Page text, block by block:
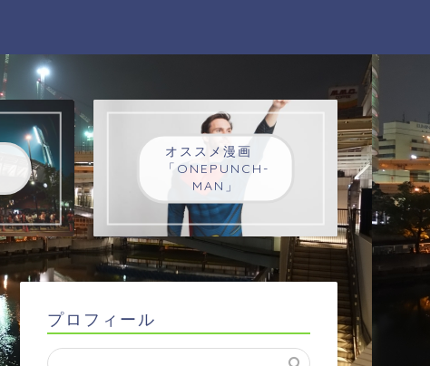
オススメ漫画
「ONEPUNCH-
MAN」
プロフィール